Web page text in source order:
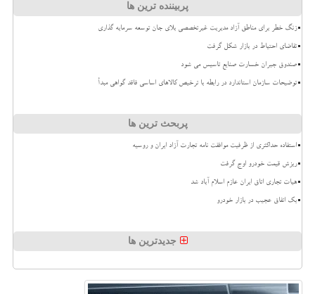
پربیننده ترین ها
زنگ خطر برای مناطق آزاد مدیریت غیرتخصصی بلای جان توسعه سرمایه گذاری
تقاضای احتیاط در بازار شکل گرفت
صندوق جبران خسارت صنایع تاسیس می شود
توضیحات سازمان استاندارد در رابطه با ترخیص کالاهای اساسی فاقد گواهی مبدأ
پربحث ترین ها
استفاده حداکثری از ظرفیت موافقت نامه تجارت آزاد ایران و روسیه
ریزش قیمت خودرو اوج گرفت
هیات تجاری اتاق ایران عازم اسلام آباد شد
بک اتفاق عجیب در بازار خودرو
جدیدترین ها